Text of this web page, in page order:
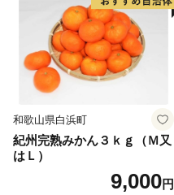
和歌山県白浜町
紀州完熟みかん３ｋｇ（Ｍ又
はＬ）
9,000円